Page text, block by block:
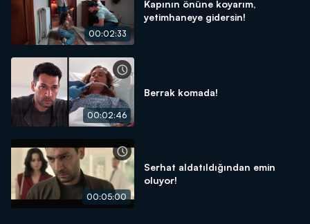
00:02:33
Kapının önüne koyarım,
yetimhaneye gidersin!
00:02:46
Berrak komada!
00:05:00
Serhat aldatıldığından emin
oluyor!